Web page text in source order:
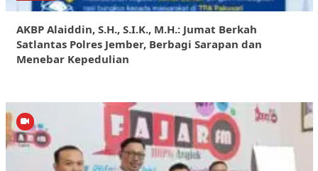
AKBP Alaiddin, S.H., S.I.K., M.H.: Jumat Berkah
Satlantas Polres Jember, Berbagi Sarapan dan
Menebar Kepedulian